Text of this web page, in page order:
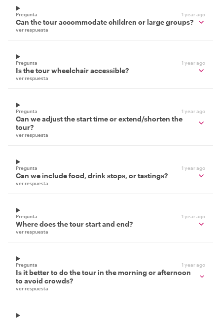
Pregunta 1 year ago
Can the tour accommodate children or large groups?
ver respuesta
Pregunta 1 year ago
Is the tour wheelchair accessible?
ver respuesta
Pregunta 1 year ago
Can we adjust the start time or extend/shorten the
tour?
ver respuesta
Pregunta 1 year ago
Can we include food, drink stops, or tastings?
ver respuesta
Pregunta 1 year ago
Where does the tour start and end?
ver respuesta
Pregunta 1 year ago
Is it better to do the tour in the morning or afternoon
to avoid crowds?
ver respuesta